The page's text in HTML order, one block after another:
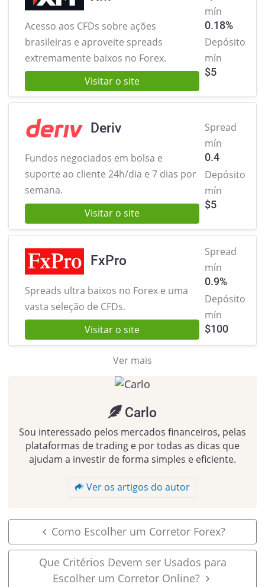
Acesso aos CFDs sobre ações
brasileiras e aproveite spreads
extremamente baixos no Forex.
Visitar o site
mín
0.18%
Depósito
mín
$5
Deriv
Fundos negociados em bolsa e
suporte ao cliente 24h/dia e 7 dias por
semana.
Visitar o site
Spread
mín
0.4
Depósito
mín
$5
FxPro
Spreads ultra baixos no Forex e uma
vasta seleção de CFDs.
Visitar o site
Spread
mín
0.9%
Depósito
mín
$100
Ver mais
Carlo
Sou interessado pelos mercados financeiros, pelas
plataformas de trading e por todas as dicas que
ajudam a investir de forma simples e eficiente.
Ver os artigos do autor
Como Escolher um Corretor Forex?
Que Critérios Devem ser Usados para
Escolher um Corretor Online?